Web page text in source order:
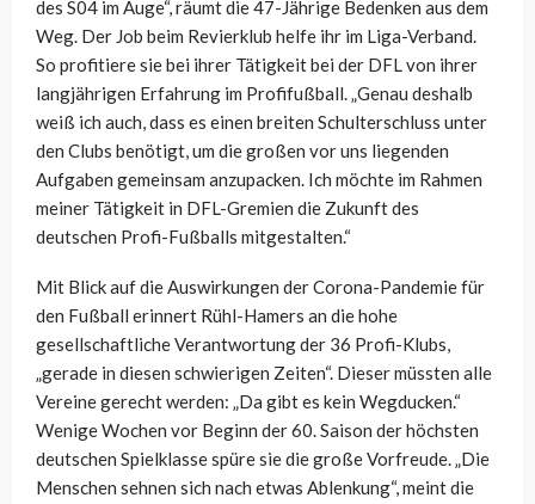
des S04 im Auge“, räumt die 47-Jährige Bedenken aus dem
Weg. Der Job beim Revierklub helfe ihr im Liga-Verband.
So profitiere sie bei ihrer Tätigkeit bei der DFL von ihrer
langjährigen Erfahrung im Profifußball. „Genau deshalb
weiß ich auch, dass es einen breiten Schulterschluss unter
den Clubs benötigt, um die großen vor uns liegenden
Aufgaben gemeinsam anzupacken. Ich möchte im Rahmen
meiner Tätigkeit in DFL-Gremien die Zukunft des
deutschen Profi-Fußballs mitgestalten.“
Mit Blick auf die Auswirkungen der Corona-Pandemie für
den Fußball erinnert Rühl-Hamers an die hohe
gesellschaftliche Verantwortung der 36 Profi-Klubs,
„gerade in diesen schwierigen Zeiten“. Dieser müssten alle
Vereine gerecht werden: „Da gibt es kein Wegducken.“
Wenige Wochen vor Beginn der 60. Saison der höchsten
deutschen Spielklasse spüre sie die große Vorfreude. „Die
Menschen sehnen sich nach etwas Ablenkung“, meint die